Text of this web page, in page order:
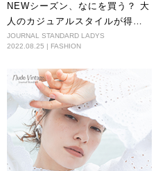
NEWシーズン、なにを買う？ 大
人のカジュアルスタイルが得意
な スタイリスト伊藤信子さんの
推しアイテム２４。
JOURNAL STANDARD LADYS
2022.08.25 | FASHION